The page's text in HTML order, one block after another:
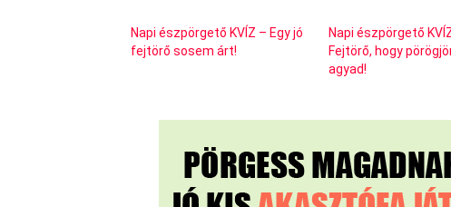
Napi észpörgető KVÍZ – Egy jó
fejtörő sosem árt!
Napi észpörgető
Fejtörő, hogy
agyad!